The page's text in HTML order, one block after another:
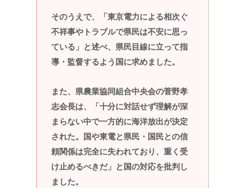
そのうえで、「東京電力による相次ぐ
不祥事やトラブルで県民は不安に思っ
ている」と述べ、県民目線に立って指
導・監督するよう国に求めました。
また、県農業協同組合中央会の菅野孝
志会長は、「十分に対話せず理解が深
まらない中で一方的に海洋放出が決定
された。国や東電と県民・国民との信
頼関係は完全に失われており、重く受
け止めるべきだ」と国の対応を批判し
ました。